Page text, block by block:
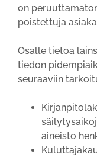
on
poistettuja
Osalle tietoa
tiedon
seuraaviin
aineisto